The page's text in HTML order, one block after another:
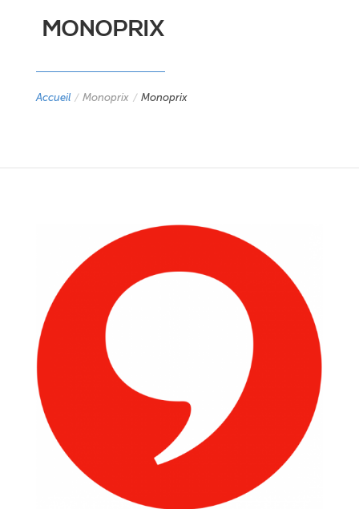
MONOPRIX
Accueil / Monoprix / Monoprix